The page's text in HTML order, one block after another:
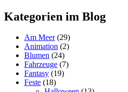
Kategorien im Blog
Am Meer(29)
Animation (2)
Blumen (24)
Fahrzeuge (7)
Fantasy (19)
Feste (18)